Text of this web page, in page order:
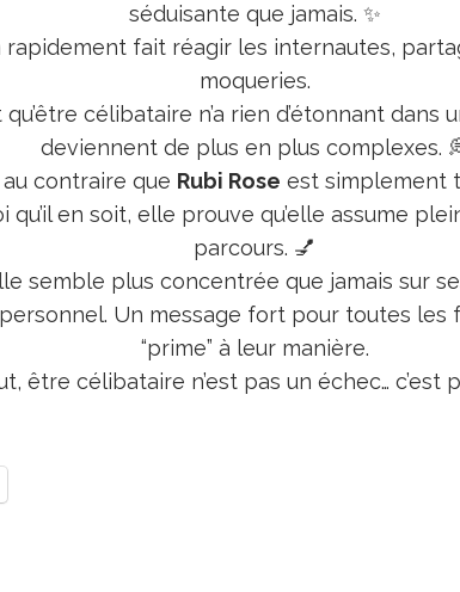
séduisante que jamais. ✨
rapidement fait réagir les internautes,
moqueries.
célibataire n’a rien d’étonnant dans
deviennent de plus en plus complexes.
au contraire que Rubi Rose est simplement
qu’il en soit, elle prouve qu’elle assume
parcours. 💅
semble plus concentrée que jamais sur
Un message fort pour toutes les
“prime” à leur manière.
être célibataire n’est pas un échec… c’est